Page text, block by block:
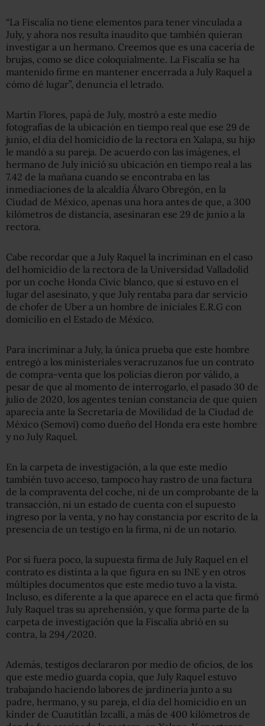
“La Fiscalía no tiene elementos para tener vinculada a
July, y ahora nos resulta inaudito que también quieran
investigar a un hermano. Creemos que es una cacería de
brujas, como se dice coloquialmente. La Fiscalía se ha
mantenido firme en mantener encerrada a July Raquel a
cómo dé lugar”, denuncia el letrado.
Martín Flores, papá de July, mostró a este medio
fotografías de la ubicación en tiempo real que ese 29 de
junio, el día del homicidio de la rectora en Xalapa, su hijo
le mandó a su pareja. De acuerdo con las imágenes, el
hermano de July inició su ubicación en tiempo real a las
7.42 de la mañana cuando se encontraba en las
inmediaciones de la alcaldía Álvaro Obregón, en la
Ciudad de México, apenas una hora antes de que, a 300
kilómetros de distancia, asesinaran ese 29 de junio a la
rectora.
Cabe recordar que a July Raquel la incriminan en el caso
del homicidio de la rectora de la Universidad Valladolid
por un coche Honda Civic blanco, que sí estuvo en el
lugar del asesinato, y que July rentaba para dar servicio
de chofer de Uber a un hombre de iniciales E.R.G con
domicilio en el Estado de México.
Para incriminar a July, la única prueba que este hombre
entregó a los ministeriales veracruzanos fue un contrato
de compra-venta que los policías dieron por válido, a
pesar de que al momento de interrogarlo, el pasado 30 de
julio de 2020, los agentes tenían constancia de que quien
aparecía ante la Secretaría de Movilidad de la Ciudad de
México (Semovi) como dueño del Honda era este hombre
y no July Raquel.
En la carpeta de investigación, a la que este medio
también tuvo acceso, tampoco hay rastro de una factura
de la compraventa del coche, ni de un comprobante de la
transacción, ni un estado de cuenta con el supuesto
ingreso por la venta, y no hay constancia por escrito de la
presencia de un testigo en la firma, ni de un notario.
Por si fuera poco, la supuesta firma de July Raquel en el
contrato es distinta a la que figura en su INE y en otros
múltiples documentos que este medio tuvo a la vista.
Incluso, es diferente a la que aparece en el acta que firmó
July Raquel tras su aprehensión, y que forma parte de la
carpeta de investigación que la Fiscalía abrió en su
contra, la 294/2020.
Además, testigos declararon por medio de oficios, de los
que este medio guarda copia, que July Raquel estuvo
trabajando haciendo labores de jardinería junto a su
padre, hermano, y su pareja, el día del homicidio en un
kínder de Cuautitlán Izcalli, a más de 400 kilómetros de